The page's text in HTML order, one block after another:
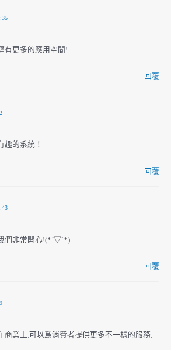
有更多的應用空間!
回覆
趣的系統！
回覆
們非常開心!(*´▽`*)
回覆
商業上,可以爲消費者提供更多不一樣的服務,